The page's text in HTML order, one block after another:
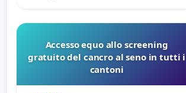
Accesso equo allo screening
gratuito del cancro al seno in tutti i
cantoni